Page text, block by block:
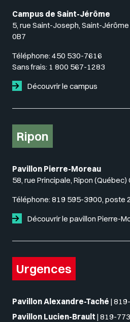
Campus de Saint-Jérôme
5, rue Saint-Joseph, Saint-
0B7
Téléphone: 450 530-7616
Sans frais: 1 800 567-1283
Découvrir le campus
Ripon
Pavillon Pierre-Moreau
58, rue Principale, Ripon
Téléphone: 819 595-3900, poste
Découvrir le pavillon Pierre-
Urgences
Pavillon Alexandre-Taché |
Pavillon Lucien-Brault | 819-